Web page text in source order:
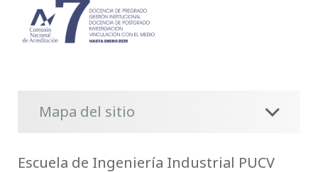
Mapa del sitio
Escuela de Ingeniería Industrial PUCV